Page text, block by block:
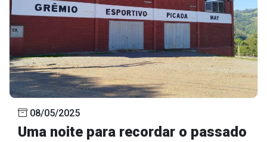
08/05/2025
Uma noite para recordar o passado